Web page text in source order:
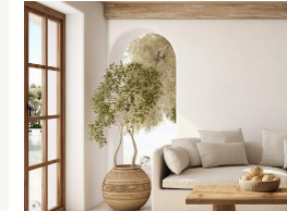
Tipps
Flair
in
der
Einrichtung